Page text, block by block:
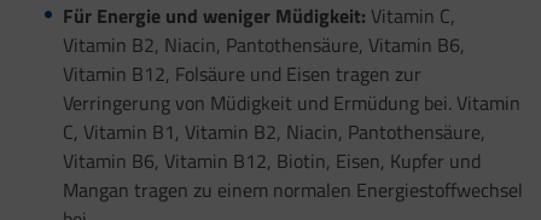
Für Energie und weniger Müdigkeit: Vitamin C,
Vitamin B2, Niacin, Pantothensäure, Vitamin B6,
Vitamin B12, Folsäure und Eisen tragen zur
Verringerung von Müdigkeit und Ermüdung bei. Vitamin
C, Vitamin B1, Vitamin B2, Niacin, Pantothensäure,
Vitamin B6, Vitamin B12, Biotin, Eisen, Kupfer und
Mangan tragen zu einem normalen Energiestoffwechsel